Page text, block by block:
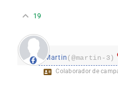
19
Martin(@martin-3)
Colaborador de